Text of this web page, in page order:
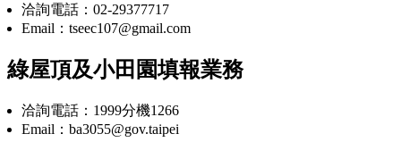
洽詢電話：02-29377717
Email：tseec107@gmail.com
綠屋頂及小田園填報業務
洽詢電話：1999分機1266
Email：ba3055@gov.taipei